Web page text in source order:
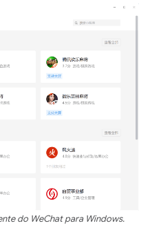
do WeChat para Windows.